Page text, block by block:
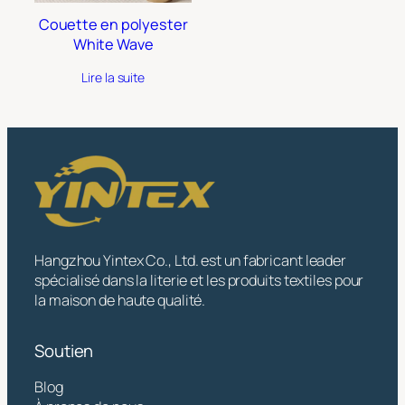
Couette en polyester
White Wave
Lire la suite
Hangzhou Yintex Co., Ltd. est un fabricant leader
spécialisé dans la literie et les produits textiles pour
la maison de haute qualité.
Soutien
Blog